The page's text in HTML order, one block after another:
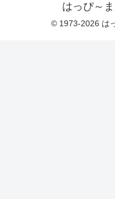
はっぴ～
© 1973-2026 は